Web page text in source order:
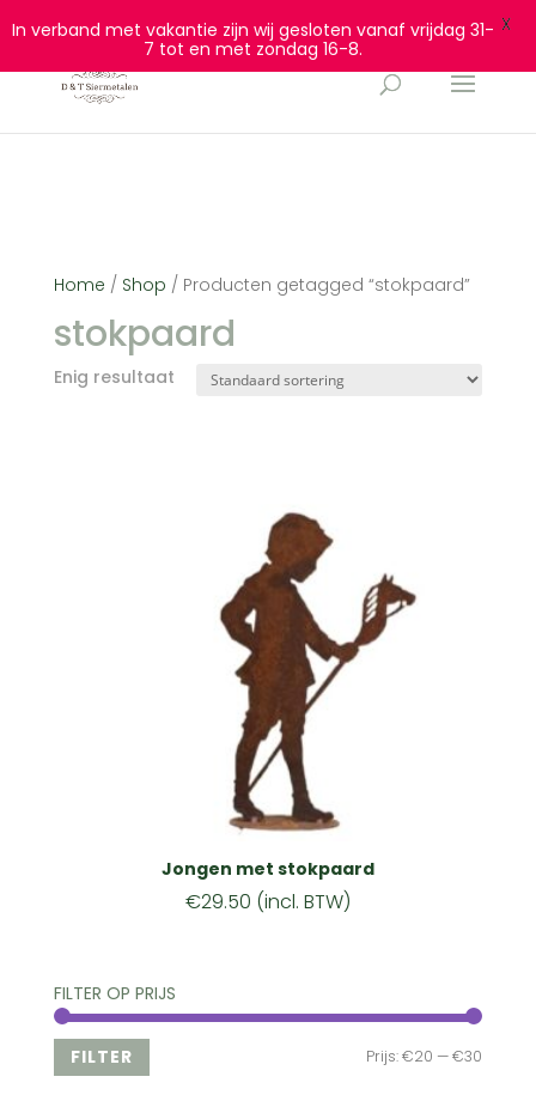
0628932940 info@dtsiermetalen.nl
Home / Shop / Producten getagged “stokpaard”
stokpaard
Enig resultaat
Jongen met stokpaard
€29.50 (incl. BTW)
FILTER OP PRIJS
FILTER Prijs:€20 —€30
In verband met vakantie zijn wij gesloten vanaf vrijdag 31-
7 tot en met zondag 16-8.
X